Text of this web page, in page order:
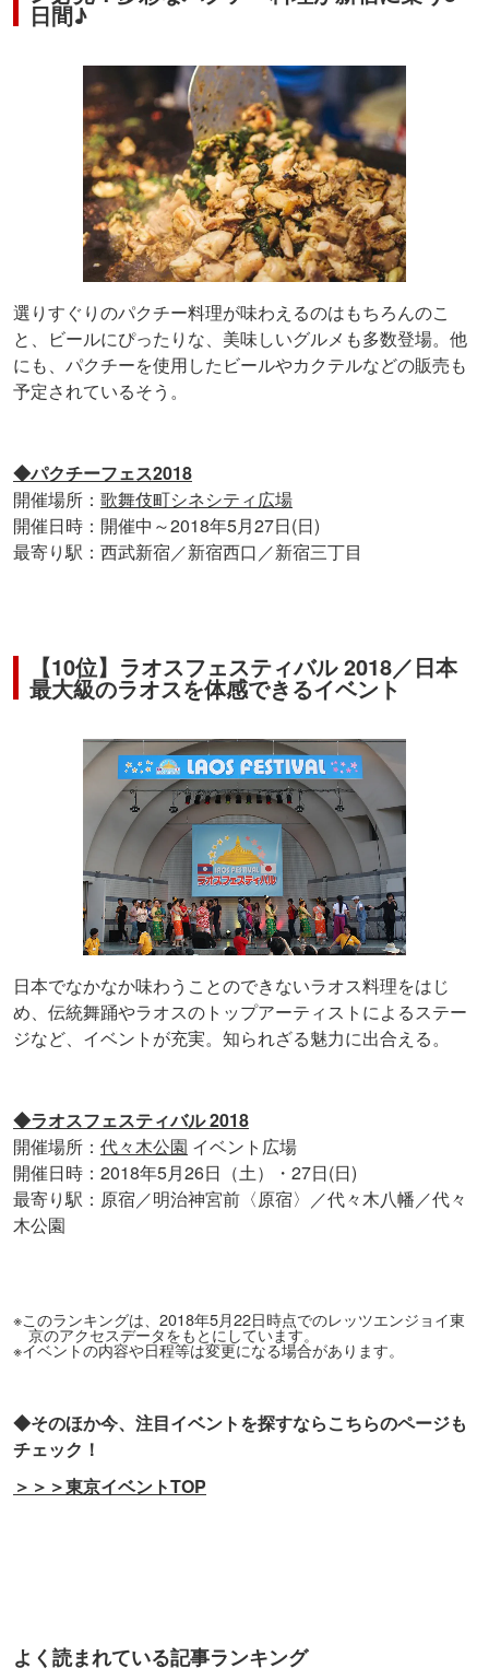
日間♪
選りすぐりのパクチー料理が味わえるのはもちろんのこ
と、ビールにぴったりな、美味しいグルメも多数登場。他
にも、パクチーを使用したビールやカクテルなどの販売も
予定されているそう。
◆パクチーフェス2018
開催場所： 歌舞伎町シネシティ広場
開催日時：開催中～2018年5月27日(日)
最寄り駅：西武新宿／新宿西口／新宿三丁目
【10位】ラオスフェスティバル 2018／日本
最大級のラオスを体感できるイベント
日本でなかなか味わうことのできないラオス料理をはじ
め、伝統舞踊やラオスのトップアーティストによるステー
ジなど、イベントが充実。知られざる魅力に出合える。
◆ラオスフェスティバル 2018
開催場所： 代々木公園 イベント広場
開催日時：2018年5月26日（土）・27日(日)
最寄り駅：原宿／明治神宮前〈原宿〉／代々木八幡／代々
木公園
※このランキングは、2018年5月22日時点でのレッツエンジョイ東
京のアクセスデータをもとにしています。
※イベントの内容や日程等は変更になる場合があります。
◆そのほか今、注目イベントを探すならこちらのページも
チェック！
＞＞＞東京イベントTOP
よく読まれている記事ランキング